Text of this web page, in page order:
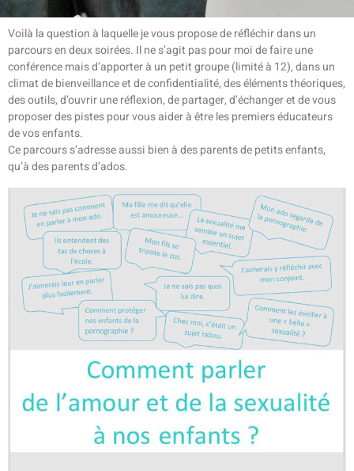
Voilà la question à laquelle je vous propose de réfléchir dans un
parcours en deux soirées. Il ne s’agit pas pour moi de faire une
conférence mais d’apporter à un petit groupe (limité à 12), dans un
climat de bienveillance et de confidentialité, des éléments théoriques,
des outils, d’ouvrir une réflexion, de partager, d’échanger et de vous
proposer des pistes pour vous aider à être les premiers éducateurs
de vos enfants.
Ce parcours s’adresse aussi bien à des parents de petits enfants,
qu’à des parents d’ados.